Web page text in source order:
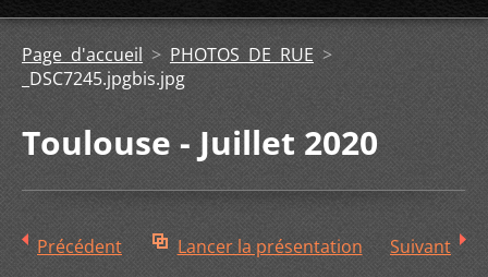
Page d'accueil > PHOTOS DE RUE >
_DSC7245.jpgbis.jpg
Toulouse - Juillet 2020
Précédent Lancer la présentation Suivant